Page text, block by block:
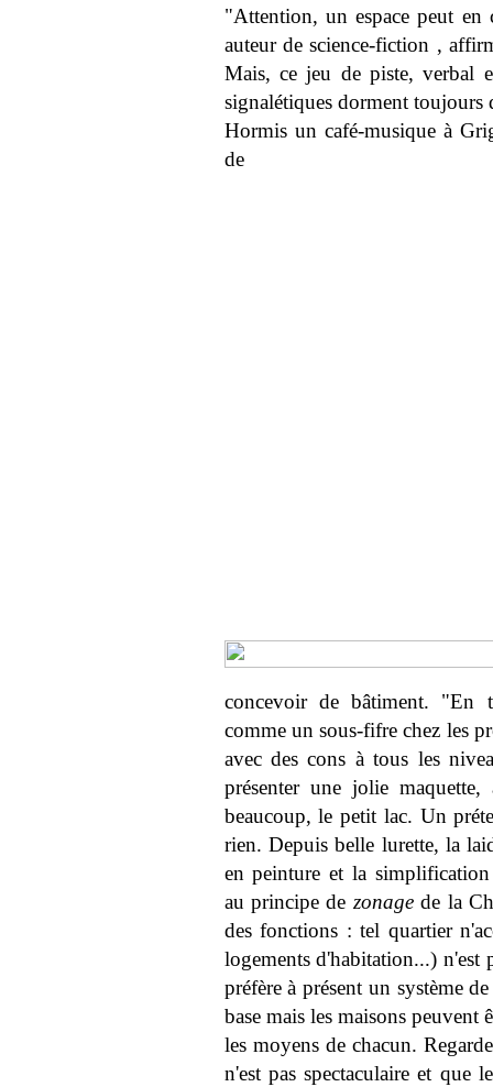
"Attention, un espace peut
auteur de science-fiction ,
Mais, ce jeu de piste, verbal
signalétiques dorment toujours
Hormis un café-musique à
de
concevoir de bâtiment. "En
comme un sous-fifre chez les
avec des cons à tous les
présenter une jolie
beaucoup, le petit lac. Un
rien. Depuis belle lurette, la
en peinture et la simplification
au principe de zonagede la
des fonctions : tel quartier
logements d'habitation...) n'est
préfère à présent un système
base mais les maisons peuvent
les moyens de chacun.
n'est pas spectaculaire et que